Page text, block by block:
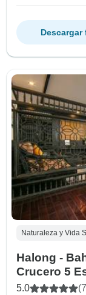
Descargar
Naturaleza y Vida
Halong -
Crucero 5
con Balcón
5.0